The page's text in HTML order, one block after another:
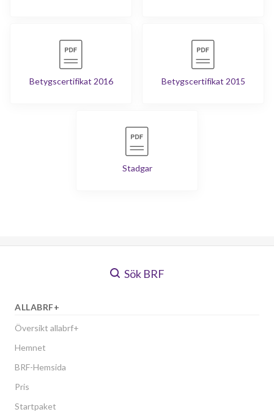
Betygscertifikat 2016 Betygscertifikat 2015
Stadgar
Sök BRF
ALLABRF+
Översikt allabrf+
Hemnet
BRF-Hemsida
Pris
Startpaket